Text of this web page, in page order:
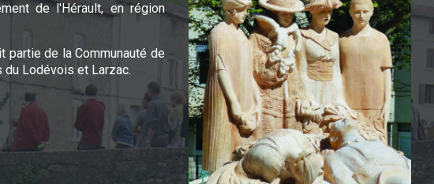
de l'Hérault, en région
partie de la Communauté de
du Lodévois et Larzac.